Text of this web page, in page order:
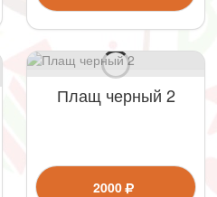
Плащ черный 2
2000